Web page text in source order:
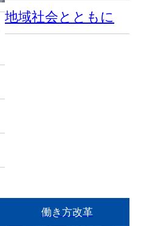
地域社会とともに
働き方改革